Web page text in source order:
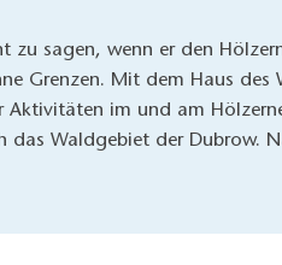
zu sagen, wenn er den
Grenzen. Mit dem Haus
im und am
das Waldgebiet der Dubrow.